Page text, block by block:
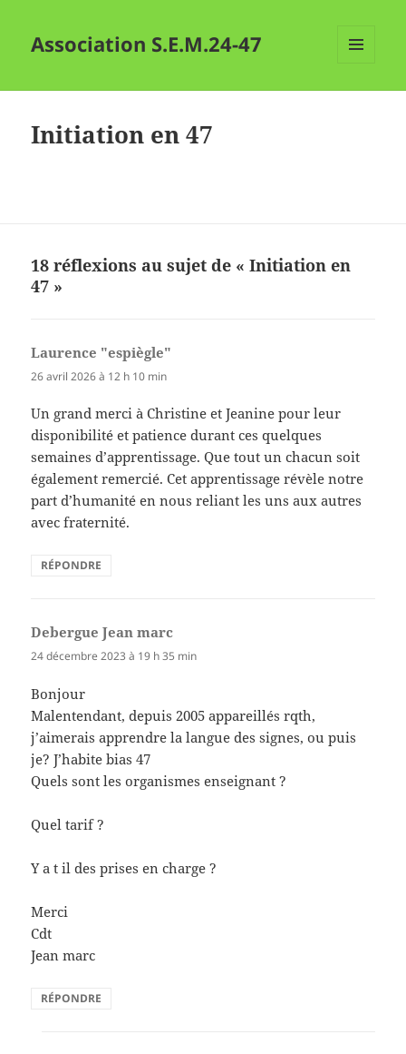
Association S.E.M.24-47
Initiation en 47
18 réflexions au sujet de « Initiation en
47 »
Laurence "espiègle"
26 avril 2026 à 12 h 10 min
Un grand merci à Christine et Jeanine pour leur
disponibilité et patience durant ces quelques
semaines d’apprentissage. Que tout un chacun soit
également remercié. Cet apprentissage révèle notre
part d’humanité en nous reliant les uns aux autres
avec fraternité.
RÉPONDRE
Debergue Jean marc
24 décembre 2023 à 19 h 35 min
Bonjour
Malentendant, depuis 2005 appareillés rqth,
j’aimerais apprendre la langue des signes, ou puis
je? J’habite bias 47
Quels sont les organismes enseignant ?
Quel tarif ?
Y a t il des prises en charge ?
Merci
Cdt
Jean marc
RÉPONDRE